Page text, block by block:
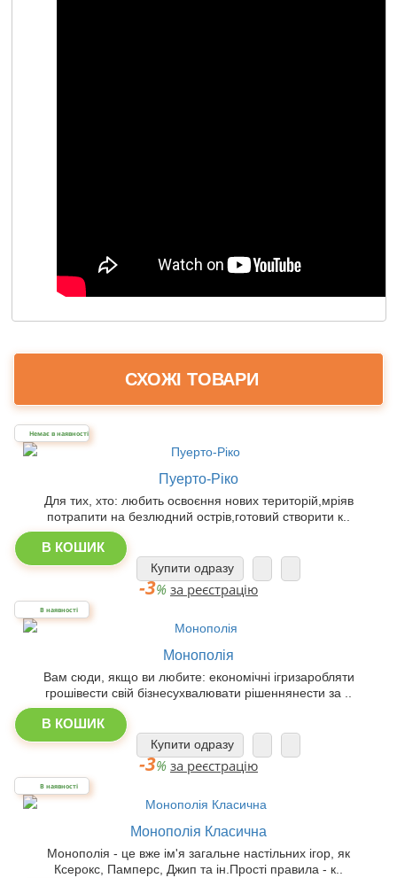
СХОЖІ ТОВАРИ
Немає в наявності
Пуерто-Ріко
Для тих, хто: любить освоєння нових територій,мріяв
потрапити на безлюдний острів,готовий створити к..
В КОШИК
Купити одразу
-3% за реєстрацію
В наявності
Монополія
Вам сюди, якщо ви любите: економічні ігризаробляти
грошівести свій бізнесухвалювати рішеннянести за ..
В КОШИК
Купити одразу
-3% за реєстрацію
В наявності
Монополія Класична
Монополія - це вже ім'я загальне настільних ігор, як
Ксерокс, Памперс, Джип та ін.Прості правила - к..